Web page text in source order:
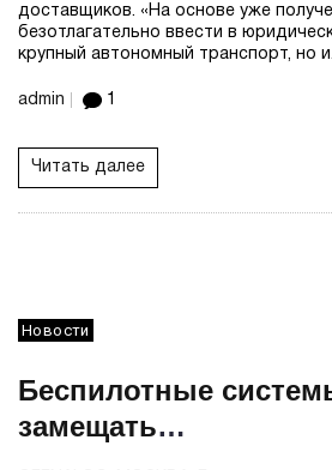
доставщиков. «На основе уже
безотлагательно ввести в
крупный автономный транспорт, но
admin 1
Читать далее
Новости
Беспилотные
замещать